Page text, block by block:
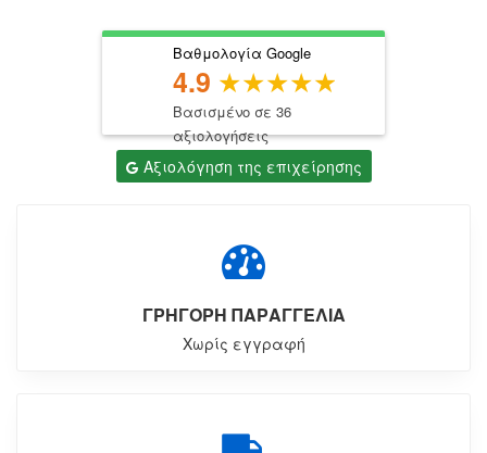
Βαθμολογία Google
4.9
Βασισμένο σε 36
αξιολογήσεις
Αξιολόγηση της επιχείρησης
ΓΡΗΓΟΡΗ ΠΑΡΑΓΓΕΛΙΑ
Χωρίς εγγραφή